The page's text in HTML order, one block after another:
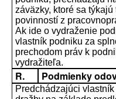
záväzky, ktoré sa
povinností z
Ak ide o vydraženie
vlastník podniku za
prechodom práv k
vydražiteľa.
R. Podmienky
Predchádzajúci